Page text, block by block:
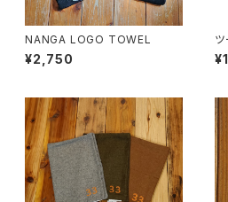
NANGA LOGO TOWEL
¥2,750